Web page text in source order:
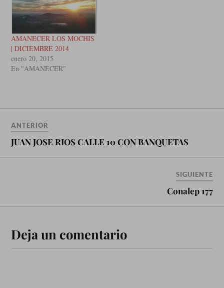
AMANECER LOS MOCHIS
| DICIEMBRE 2014
enero 20, 2015
En "AMANECER"
ANTERIOR
JUAN JOSE RIOS CALLE 10 CON BANQUETAS
SIGUIENTE
Conalep 177
Deja un comentario